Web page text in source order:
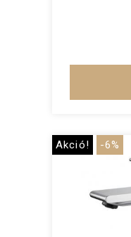
Akció! -6%